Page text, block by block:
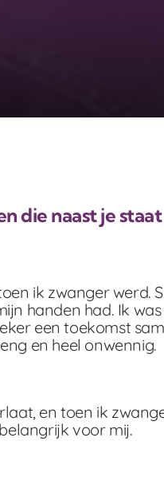
die naast je
ik zwanger werd.
handen had. Ik
een toekomst
en heel onwennig.
en toen ik
voor mij.